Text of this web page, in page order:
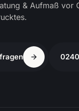
& Aufmaß vor